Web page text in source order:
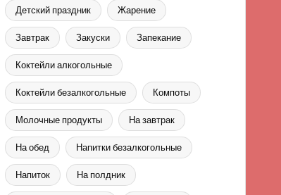
Детский праздник Жарение
Завтрак Закуски Запекание
Коктейли алкогольные
Коктейли безалкогольные Компоты
Молочные продукты На завтрак
На обед Напитки безалкогольные
Напиток На полдник